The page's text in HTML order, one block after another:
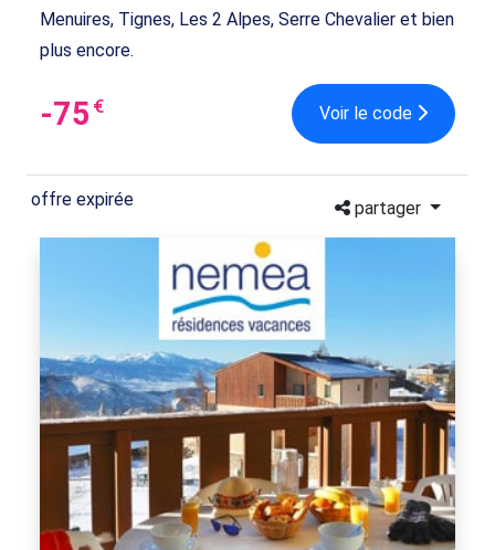
Menuires, Tignes, Les 2 Alpes, Serre Chevalier et bien
plus encore.
-75 € Voir le code
offre expirée partager